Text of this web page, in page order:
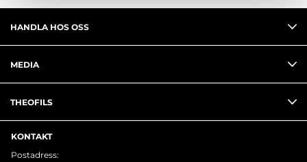
HANDLA HOS OSS
MEDIA
THEOFILS
KONTAKT
Postadress: